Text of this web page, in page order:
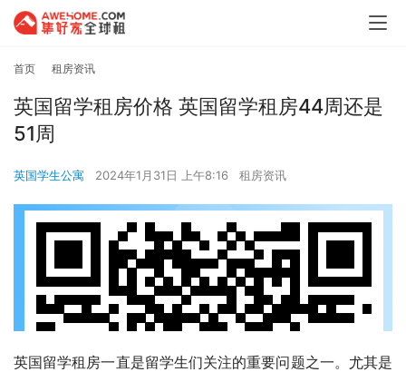
首页 租房资讯
英国留学租房价格 英国留学租房44周还是
51周
英国学生公寓 2024年1月31日 上午8:16 租房资讯
英国留学租房一直是留学生们关注的重要问题之一。尤其是